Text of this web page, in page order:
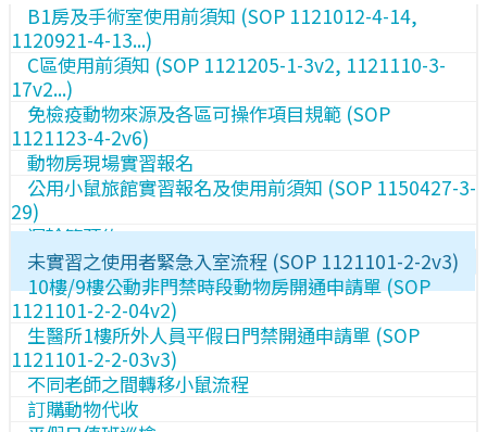
B1房及手術室使用前須知 (SOP 1121012-4-14,
1120921-4-13...)
C區使用前須知 (SOP 1121205-1-3v2, 1121110-3-
17v2...)
免檢疫動物來源及各區可操作項目規範 (SOP
1121123-4-2v6)
動物房現場實習報名
公用小鼠旅館實習報名及使用前須知 (SOP 1150427-3-
29)
運輸籠預約
未實習之使用者緊急入室流程 (SOP 1121101-2-2v3)
10樓/9樓公動非門禁時段動物房開通申請單 (SOP
1121101-2-2-04v2)
生醫所1樓所外人員平假日門禁開通申請單 (SOP
1121101-2-2-03v3)
不同老師之間轉移小鼠流程
訂購動物代收